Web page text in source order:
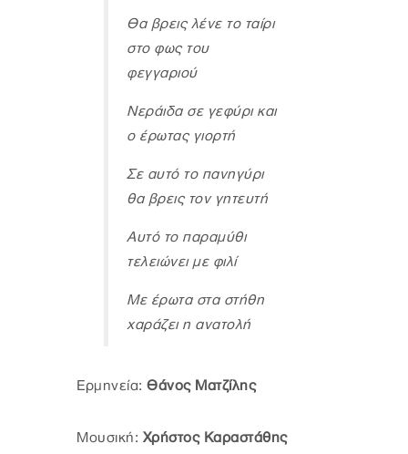
Θα βρεις λένε το ταίρι
στο φως του
φεγγαριού
Νεράιδα σε γεφύρι και
ο έρωτας γιορτή
Σε αυτό το πανηγύρι
θα βρεις τον γητευτή
Αυτό το παραμύθι
τελειώνει με φιλί
Με έρωτα στα στήθη
χαράζει η ανατολή
Ερμηνεία: Θάνος Ματζίλης
Μουσική: Χρήστος Καραστάθης